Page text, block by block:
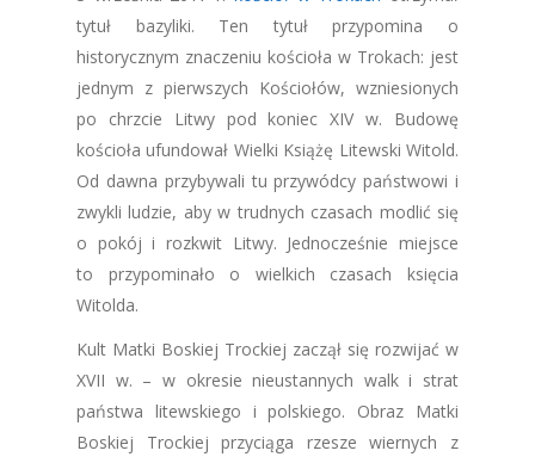
tytuł bazyliki. Ten tytuł przypomina o
historycznym znaczeniu kościoła w Trokach: jest
jednym z pierwszych Kościołów, wzniesionych
po chrzcie Litwy pod koniec XIV w. Budowę
kościoła ufundował Wielki Książę Litewski Witold.
Od dawna przybywali tu przywódcy państwowi i
zwykli ludzie, aby w trudnych czasach modlić się
o pokój i rozkwit Litwy. Jednocześnie miejsce
to przypominało o wielkich czasach księcia
Witolda.
Kult Matki Boskiej Trockiej zaczął się rozwijać w
XVII w. – w okresie nieustannych walk i strat
państwa litewskiego i polskiego. Obraz Matki
Boskiej Trockiej przyciąga rzesze wiernych z